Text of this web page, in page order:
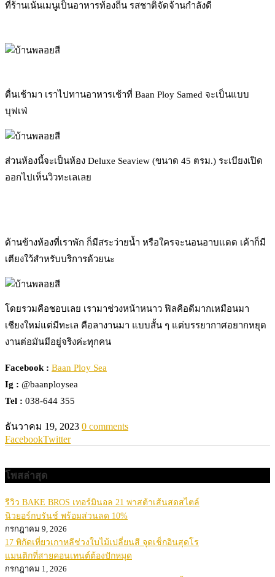
ที่ร้านเน้นเมนูเป็นอาหารท้องถิ่น รสชาติจัดจ้านกำลังดี
ตื่นเช้ามา เราไปทานอาหารเช้าที่ Baan Ploy Samed จะเป็นแบบ
บุฟเฟ่
ส่วนห้องนี้จะเป็นห้อง Deluxe Seaview (ขนาด 45 ตรม.) ระเบียงเปิด
ออกไปเห็นวิวทะเลเลย
ด้านข้างห้องที่เราพัก ก็มีสระว่ายน้ำ หรือใครจะนอนอาบแดด เค้าก็มี
เตียงใว้สำหรับบริการด้วยนะ
โดยรวมคือชอบเลย เรามาช่วงหน้าหนาว ฟิลคือดีมากเหมือนมา
เชียงใหม่แต่มีทะเล คือลางานมา แบบสั้น ๆ แต่บรรยากาศอยากหยุด
งานต่อมันมีอยู่จริงค่ะทุกคน
Facebook : Baan Ploy Sea
Ig : @baanploysea
Tel : 038-644 355
ธันวาคม 19, 2023 0 comments
FacebookTwitter
โพสล่าสุด
รีวิว BAKE BROS เทอร์มินอล 21 พาสต้าเส้นสดสไตล์
นิวยอร์กบรันช์ พร้อมส่วนลด 10%
กรกฎาคม 9, 2026
17 พิกัดเที่ยวเกาหลีช่วงใบไม้เปลี่ยนสี จุดเช็กอินสุดโร
แมนติกที่สายคอนเทนต์ต้องปักหมุด
กรกฎาคม 1, 2026